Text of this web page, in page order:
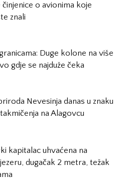
činjenice o avionima koje
znali
Duge kolone na više
gdje se najduže čeka
Nevesinja danas u znaku
na Alagovcu
kapitalac uhvaćena na
dugačak 2 metra, težak